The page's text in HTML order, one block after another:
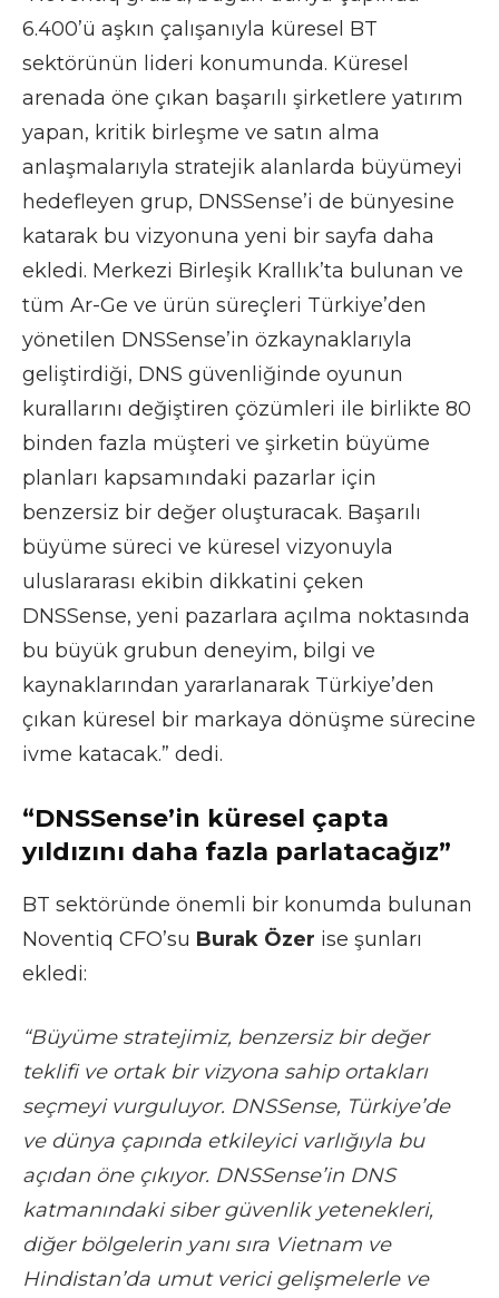
6.400’ü aşkın çalışanıyla küresel BT
sektörünün lideri konumunda. Küresel
arenada öne çıkan başarılı şirketlere yatırım
yapan, kritik birleşme ve satın alma
anlaşmalarıyla stratejik alanlarda büyümeyi
hedefleyen grup, DNSSense’i de bünyesine
katarak bu vizyonuna yeni bir sayfa daha
ekledi. Merkezi Birleşik Krallık’ta bulunan ve
tüm Ar-Ge ve ürün süreçleri Türkiye’den
yönetilen DNSSense’in özkaynaklarıyla
geliştirdiği, DNS güvenliğinde oyunun
kurallarını değiştiren çözümleri ile birlikte 80
binden fazla müşteri ve şirketin büyüme
planları kapsamındaki pazarlar için
benzersiz bir değer oluşturacak. Başarılı
büyüme süreci ve küresel vizyonuyla
uluslararası ekibin dikkatini çeken
DNSSense, yeni pazarlara açılma noktasında
bu büyük grubun deneyim, bilgi ve
kaynaklarından yararlanarak Türkiye’den
çıkan küresel bir markaya dönüşme sürecine
ivme katacak.” dedi.
“DNSSense’in küresel çapta
yıldızını daha fazla parlatacağız”
BT sektöründe önemli bir konumda bulunan
Noventiq CFO’su Burak Özer ise şunları
ekledi:
“Büyüme stratejimiz, benzersiz bir değer
teklifi ve ortak bir vizyona sahip ortakları
seçmeyi vurguluyor. DNSSense, Türkiye’de
ve dünya çapında etkileyici varlığıyla bu
açıdan öne çıkıyor. DNSSense’in DNS
katmanındaki siber güvenlik yetenekleri,
diğer bölgelerin yanı sıra Vietnam ve
Hindistan’da umut verici gelişmelerle ve